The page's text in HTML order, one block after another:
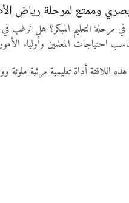
وممتع لمرحلة رياض
مرحلة التعليم المبكر؟ هل ترغب
احتياجات المعلمين وأولياء
اللافتة أداة تعليمية مرئية